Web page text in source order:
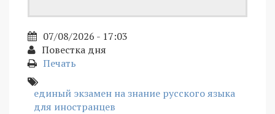
07/08/2026 - 17:03
Повестка дня
Печать
единый экзамен на знание русского языка
для иностранцев